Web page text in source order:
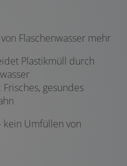
Flaschenwasser mehr
Plastikmüll durch
gesundes
kein Umfüllen von